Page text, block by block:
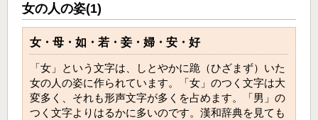
女の人の姿(1)
女・母・如・若・妾・婦・安・好
「女」という文字は、しとやかに跪（ひざまず）いた
女の人の姿に作られています。「女」のつく文字は大
変多く、それも形声文字が多くを占めます。「男」の
つく文字よりはるかに多いのです。漢和辞典を見ても